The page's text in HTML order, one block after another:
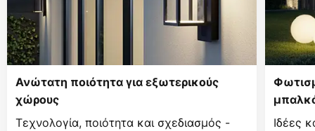
Ανώτατη ποιότητα για εξωτερικούς
χώρους
Τεχνολογία, ποιότητα και σχεδιασμός -
Ιδέες